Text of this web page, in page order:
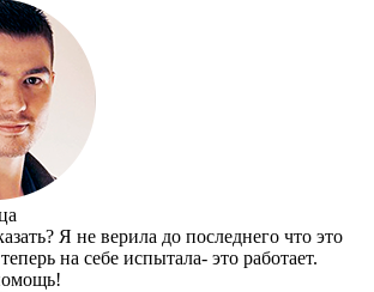
Я не верила до последнего что это
на себе испытала- это работает.